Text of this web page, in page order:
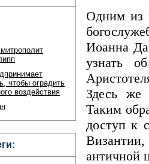
Одним из
Иоанна
узнать
Здесь же
Таким
доступ к
античной
чтобы оградить
воздействия